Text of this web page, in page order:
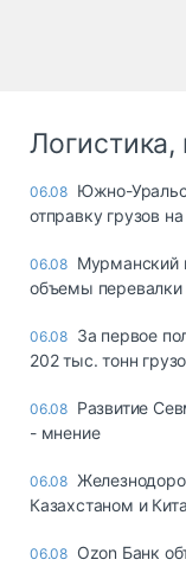
Логистика,
06.08 Южно-
отправку грузов
06.08 Мурманский
объемы перевалки
06.08 За первое
202 тыс. тонн
06.08 Развитие
- мнение
06.08
Казахстаном и
06.08 Ozon Банк